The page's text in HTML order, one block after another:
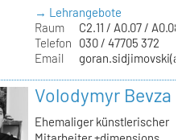
→ Lehrangebote
Raum
C2.11 / A0.07 / A0.08
Telefon
030 / 47705 372
Email
Volodymyr Bevza
Ehemaliger künstlerischer